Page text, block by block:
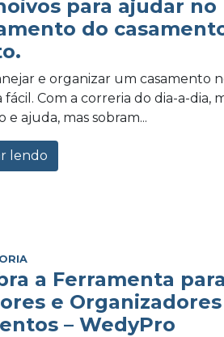
para ajudar no
do
e organizar um casamento
Com a correria do dia-a-dia,
ajuda, mas sobram...
lendo
a Ferramenta para
e
– WedyPro